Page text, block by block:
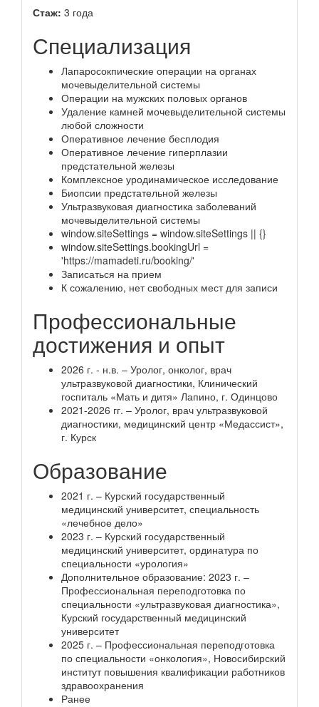
Стаж: 3 года
Специализация
Лапаросокпические операции на органах
мочевыделительной системы
Операции на мужских половых органов
Удаление камней мочевыделительной системы
любой сложности
Оперативное лечение бесплодия
Оперативное лечение гиперплазии
предстательной железы
Комплексное уродинамическое исследование
Биопсии предстательной железы
Ультразвуковая диагностика заболеваний
мочевыделительной системы
window.siteSettings = window.siteSettings || {}
window.siteSettings.bookingUrl =
'https://mamadeti.ru/booking/'
Записаться на прием
К сожалению, нет свободных мест для записи
Профессиональные
достижения и опыт
2026 г. - н.в. – Уролог, онколог, врач
ультразвуковой диагностики, Клинический
госпиталь «Мать и дитя» Лапино, г. Одинцово
2021-2026 гг. – Уролог, врач ультразвуковой
диагностики, медицинский центр «Медассист»,
г. Курск
Образование
2021 г. – Курский государственный
медицинский университет, специальность
«лечебное дело»
2023 г. – Курский государственный
медицинский университет, ординатура по
специальности «урология»
Дополнительное образование: 2023 г. –
Профессиональная переподготовка по
специальности «ультразвуковая диагностика»,
Курский государственный медицинский
университет
2025 г. – Профессиональная переподготовка
по специальности «онкология», Новосибирский
институт повышения квалификации работников
здравоохранения
Ранее